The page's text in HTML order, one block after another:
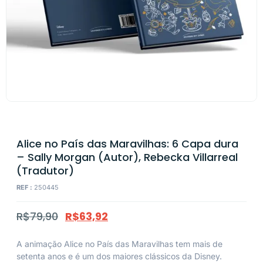
Alice no País das Maravilhas: 6 Capa dura
– Sally Morgan (Autor), Rebecka Villarreal
(Tradutor)
REF : 250445
R$79,90 R$63,92
A animação Alice no País das Maravilhas tem mais de
setenta anos e é um dos maiores clássicos da Disney.